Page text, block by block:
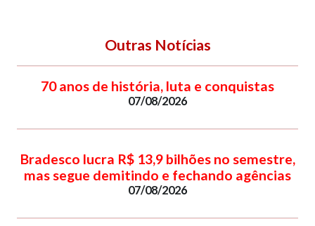
Outras Notícias
70 anos de história, luta e conquistas
07/08/2026
Bradesco lucra R$ 13,9 bilhões no semestre,
mas segue demitindo e fechando agências
07/08/2026